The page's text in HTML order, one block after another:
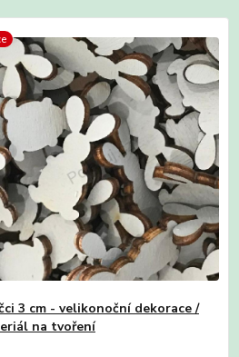
3 cm - velikonoční dekorace /
na tvoření